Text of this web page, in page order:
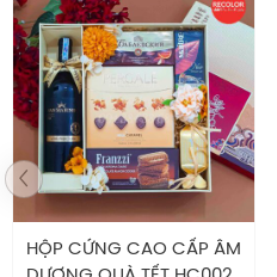
Tự hào là nhà máy chuyên
bì giấy với diện tích 2000m2
nghiệm, trang thiết bị hiện
nghiệp, tay nghề cao và nhiệt
luôn cung cấp cho khách
giấy, hộp mềm…chất lượng
RECOLORkhách hàng sẽ
HỘP CỨNG CAO CẤP